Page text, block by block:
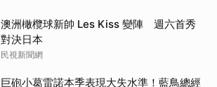
澳洲橄欖球新帥 Les Kiss 變陣 週六首秀
對決日本
民視新聞網
巨砲小葛雷諾本季表現大失水準！藍鳥總經